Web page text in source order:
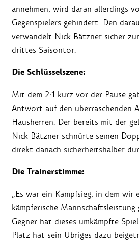
annehmen, wird daran allerdings
Gegenspielers gehindert. Den
verwandelt Nick Bätzner sicher
drittes Saisontor.
Die Schlüsselszene:
Mit dem 2:1 kurz vor der Pause
Antwort auf den überraschenden
Hausherren. Der bereits mit der
Nick Bätzner schnürte seinen
direkt danach sicherheitshalber
Die Trainerstimme:
„Es war ein Kampfsieg, in dem wir
kämpferische Mannschaftsleistung
Gegner hat dieses umkämpfte
Platz hat sein Übriges dazu